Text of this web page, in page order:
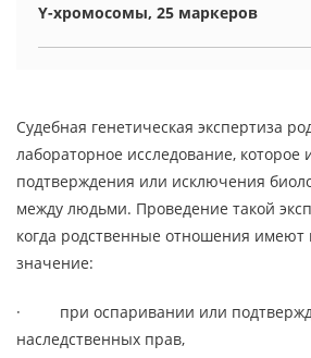
Y-хромосомы, 25 маркеров
Судебная генетическая экспертиза
лабораторное исследование, которое
подтверждения или исключения
между людьми. Проведение такой
когда родственные отношения имеют
значение:
· при оспаривании или
наследственных прав,